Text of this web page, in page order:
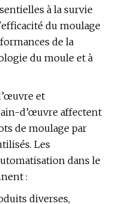
à la survie
du moulage
de la
du moule et à
et
d’œuvre affectent
de moulage par
Les
dans le
:
diverses,